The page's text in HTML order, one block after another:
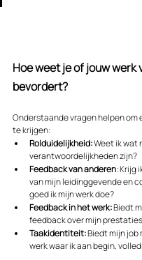
Hoe weet je of jouw werk
bevordert?
Onderstaande vragen helpen om
te krijgen:
Rolduidelijkheid: Weet ik wat
verantwoordelijkheden zijn?
Feedback van anderen: Krijg
van mijn leidinggevende en
goed ik mijn werk doe?
Feedback in het werk: Biedt
feedback over mijn
Taakidentiteit: Biedt mijn job
werk waar ik aan begin,